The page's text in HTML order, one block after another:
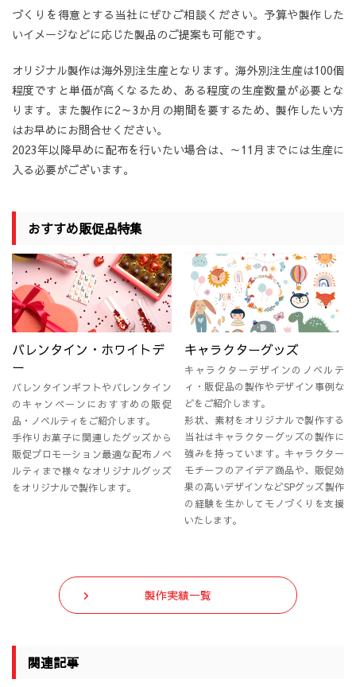
づくりを得意とする当社にぜひご相談ください。予算や製作した
いイメージなどに応じた製品のご提案も可能です。
オリジナル製作は海外別注生産となります。海外別注生産は100個
程度ですと単価が高くなるため、ある程度の生産数量が必要とな
ります。また製作に2～3か月の期間を要するため、製作したい方
はお早めにお問合せください。
2023年以降早めに配布を行いたい場合は、～11月までには生産に
入る必要がございます。
おすすめ販促品特集
バレンタイン・ホワイトデ
ー
バレンタインギフトやバレンタイン
のキャンペーンにおすすめの販促
品・ノベルティをご紹介します。
手作りお菓子に関連したグッズから
販促プロモーション最適な配布ノベ
ルティまで様々なオリジナルグッズ
をオリジナルで製作します。
キャラクターグッズ
キャラクターデザインのノベルテ
ィ・販促品の製作やデザイン事例な
どをご紹介します。
形状、素材をオリジナルで製作する
当社はキャラクターグッズの製作に
強みを持っています。キャラクター
モチーフのアイデア商品や、販促効
果の高いデザインなどSPグッズ製作
の経験を生かしてモノづくりを支援
いたします。
製作実績一覧
関連記事